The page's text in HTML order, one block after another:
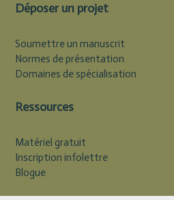
Déposer un projet
Soumettre un manuscrit
Normes de présentation
Domaines de spécialisation
Ressources
Matériel gratuit
Inscription infolettre
Blogue